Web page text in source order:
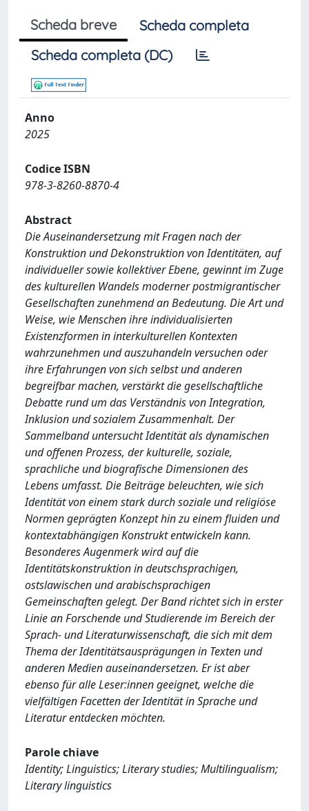
Scheda breve
Scheda completa
Scheda completa (DC)
Anno
2025
Codice ISBN
978-3-8260-8870-4
Abstract
Die Auseinandersetzung mit Fragen nach der
Konstruktion und Dekonstruktion von Identitäten, auf
individueller sowie kollektiver Ebene, gewinnt im Zuge
des kulturellen Wandels moderner postmigrantischer
Gesellschaften zunehmend an Bedeutung. Die Art und
Weise, wie Menschen ihre individualisierten
Existenzformen in interkulturellen Kontexten
wahrzunehmen und auszuhandeln versuchen oder
ihre Erfahrungen von sich selbst und anderen
begreifbar machen, verstärkt die gesellschaftliche
Debatte rund um das Verständnis von Integration,
Inklusion und sozialem Zusammenhalt. Der
Sammelband untersucht Identität als dynamischen
und offenen Prozess, der kulturelle, soziale,
sprachliche und biografische Dimensionen des
Lebens umfasst. Die Beiträge beleuchten, wie sich
Identität von einem stark durch soziale und religiöse
Normen geprägten Konzept hin zu einem fluiden und
kontextabhängigen Konstrukt entwickeln kann.
Besonderes Augenmerk wird auf die
Identitätskonstruktion in deutschsprachigen,
ostslawischen und arabischsprachigen
Gemeinschaften gelegt. Der Band richtet sich in erster
Linie an Forschende und Studierende im Bereich der
Sprach- und Literaturwissenschaft, die sich mit dem
Thema der Identitätsausprägungen in Texten und
anderen Medien auseinandersetzen. Er ist aber
ebenso für alle Leser:innen geeignet, welche die
vielfältigen Facetten der Identität in Sprache und
Literatur entdecken möchten.
Parole chiave
Identity; Linguistics; Literary studies; Multilingualism;
Literary linguistics